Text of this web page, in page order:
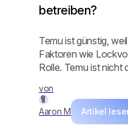
von
Aaron M Artikel
betreiben?
Temu ist günstig,
Faktoren wie
Rolle. Temu ist nicht
an und nutze deine
deinen